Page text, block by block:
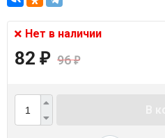
Нет в наличии
82 ₽ 96₽